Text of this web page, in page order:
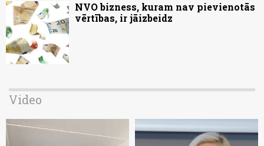
NVO bizness, kuram nav pievienotās
vērtības, ir jāizbeidz
Video